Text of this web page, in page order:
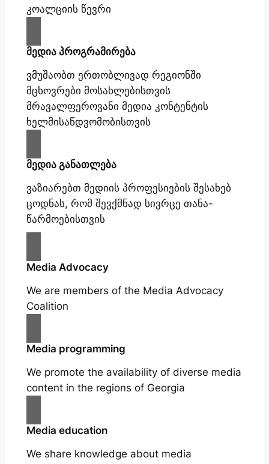
კოალციის წევრი
მედია პროგრამირება
ვმუშაობთ ერთობლივად რეგიონში
მცხოვრები მოსახლებისთვის
მრავალფეროვანი მედია კონტენტის
ხელმისაწდვომობისთვის
მედია განათლება
ვაზიარებთ მედიის პროფესიების შესახებ
ცოდნას, რომ შევქმნად სივრცე თანა-
წარმოებისთვის
Media Advocacy
We are members of the Media Advocacy
Coalition
Media programming
We promote the availability of diverse media
content in the regions of Georgia
Media education
We share knowledge about media